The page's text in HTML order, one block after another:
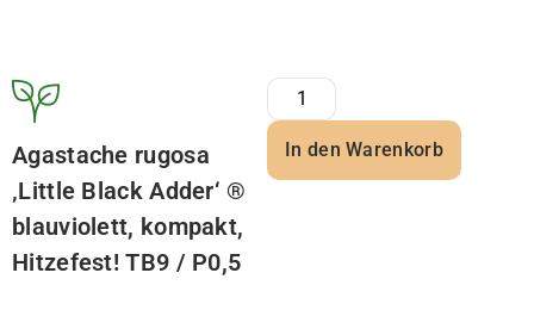
Agastache rugosa
‚Little Black Adder‘ ®
blauviolett, kompakt,
Hitzefest! TB9 / P0,5
In den Warenkorb